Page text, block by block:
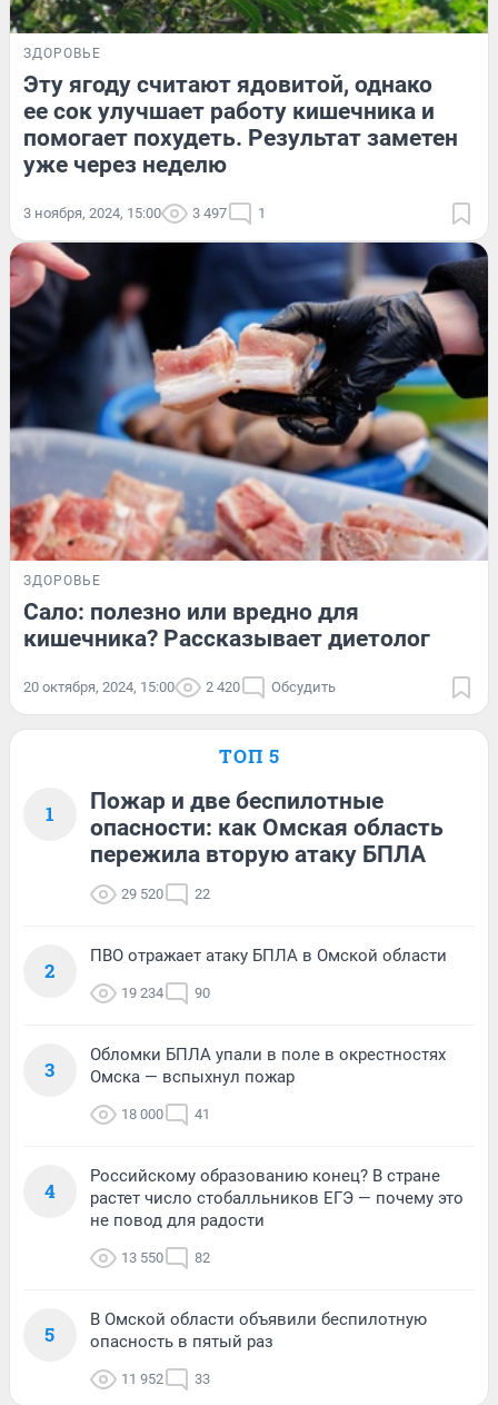
ЗДОРОВЬЕ
Эту ягоду считают ядовитой, однако
ее сок улучшает работу кишечника и
помогает похудеть. Результат заметен
уже через неделю
3 ноября, 2024, 15:00 3 497 1
ЗДОРОВЬЕ
Сало: полезно или вредно для
кишечника? Рассказывает диетолог
20 октября, 2024, 15:00 2 420 Обсудить
ТОП 5
1
Пожар и две беспилотные
опасности: как Омская область
пережила вторую атаку БПЛА
29 520 22
2
ПВО отражает атаку БПЛА в Омской области
19 234 90
3
Обломки БПЛА упали в поле в окрестностях
Омска — вспыхнул пожар
18 000 41
4
Российскому образованию конец? В стране
растет число стобалльников ЕГЭ — почему это
не повод для радости
13 550 82
5
В Омской области объявили беспилотную
опасность в пятый раз
11 952 33